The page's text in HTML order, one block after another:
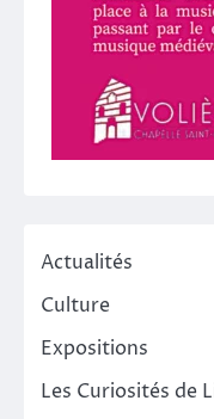
Actualités
Culture
Expositions
Les Curiosités de